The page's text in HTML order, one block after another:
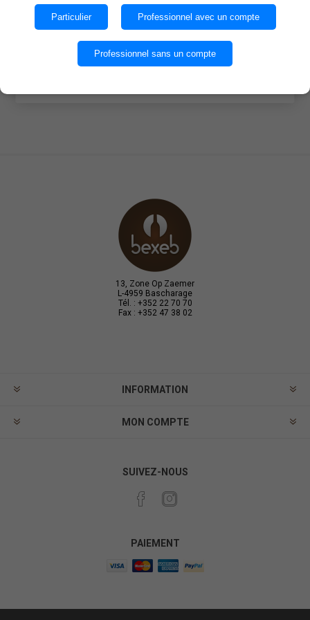
Quantité par caisse : 6
13, Zone Op Zaemer
L-4959 Bascharage
Tél. : +352 22 70 70
Fax : +352 47 38 02
INFORMATION
MON COMPTE
SUIVEZ-NOUS
PAIEMENT
des cookies.
OK
Particulier Professionnel avec un compte
Professionnel sans un compte